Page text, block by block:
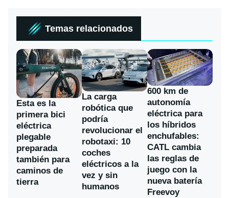
Temas relacionados
Esta es la
primera bici
eléctrica
plegable
preparada
también para
caminos de
tierra
La carga
robótica que
podría
revolucionar el
robotaxi: 10
coches
eléctricos a la
vez y sin
humanos
600 km de
autonomía
eléctrica para
los híbridos
enchufables:
CATL cambia
las reglas de
juego con la
nueva batería
Freevoy